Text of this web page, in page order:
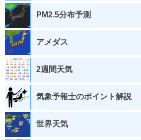
PM2.5分布予測
アメダス
2週間天気
気象予報士のポイント解説
世界天気